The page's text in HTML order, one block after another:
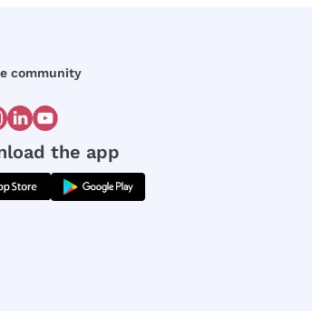
community
the app